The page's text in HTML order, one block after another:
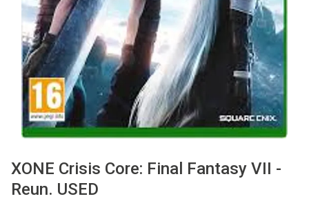
Accessoires
Board Games
Cadeaubon
Inkoop
XONE Crisis Core: Final Fantasy VII -
Reun. USED